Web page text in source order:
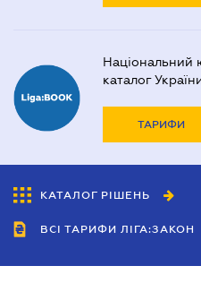
Національний
каталог
ТАРИФИ
КАТАЛОГ РІШЕНЬ
ВСІ ТАРИФИ ЛІГА:ЗАКОН